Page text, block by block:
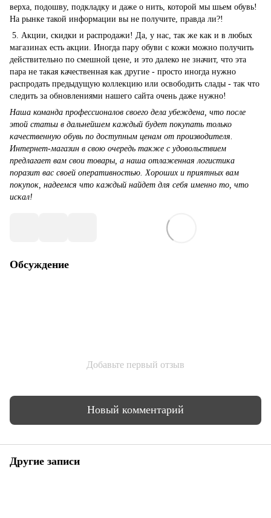
верха, подошву, подкладку и даже о нить, которой мы шьем обувь!
На рынке такой информации вы не получите, правда ли?!
5. Акции, скидки и распродажи! Да, у нас, так же как и в любых
магазинах есть акции. Иногда пару обуви с кожи можно получить
действительно по смешной цене, и это далеко не значит, что эта
пара не такая качественная как другие - просто иногда нужно
распродать предыдущую коллекцию или освободить слады - так что
следить за обновлениями нашего сайта очень даже нужно!
Наша команда профессионалов своего дела убеждена, что после
этой статьи в дальнейшем каждый будет покупать только
качественную обувь по доступным ценам от производителя.
Интернет-магазин в свою очередь также с удовольствием
предлагает вам свои товары, а наша отлаженная логистика
поразит вас своей оперативностью. Хороших и приятных вам
покупок, надеемся что каждый найдет для себя именно то, что
искал!
Обсуждение
Добавьте первый отзыв
Новый комментарий
Другие записи